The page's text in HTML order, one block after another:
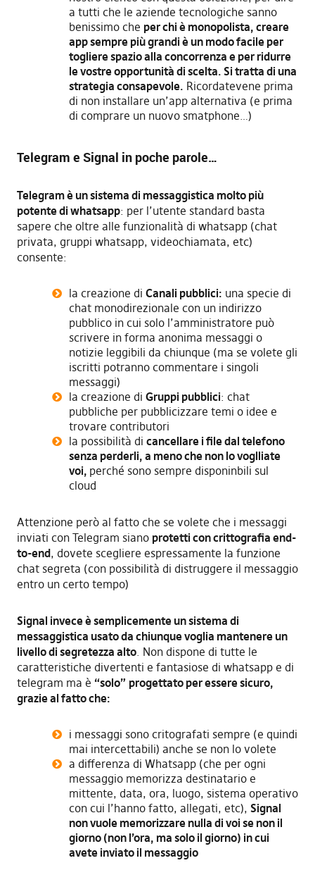
a tutti che le aziende tecnologiche sanno
benissimo che per chi è monopolista, creare
app sempre più grandi è un modo facile per
togliere spazio alla concorrenza e per ridurre
le vostre opportunità di scelta. Si tratta di una
strategia consapevole. Ricordatevene prima
di non installare un’app alternativa (e prima
di comprare un nuovo smatphone…)
Telegram e Signal in poche parole…
Telegram è un sistema di messaggistica molto più
potente di whatsapp: per l’utente standard basta
sapere che oltre alle funzionalità di whatsapp (chat
privata, gruppi whatsapp, videochiamata, etc)
consente:
la creazione di Canali pubblici: una specie di
chat monodirezionale con un indirizzo
pubblico in cui solo l’amministratore può
scrivere in forma anonima messaggi o
notizie leggibili da chiunque (ma se volete gli
iscritti potranno commentare i singoli
messaggi)
la creazione di Gruppi pubblici: chat
pubbliche per pubblicizzare temi o idee e
trovare contributori
la possibilità di cancellare i file dal telefono
senza perderli, a meno che non lo voglliate
voi, perché sono sempre disponinbili sul
cloud
Attenzione però al fatto che se volete che i messaggi
inviati con Telegram siano protetti con crittografia end-
to-end, dovete scegliere espressamente la funzione
chat segreta (con possibilità di distruggere il messaggio
entro un certo tempo)
Signal invece è semplicemente un sistema di
messaggistica usato da chiunque voglia mantenere un
livello di segretezza alto. Non dispone di tutte le
caratteristiche divertenti e fantasiose di whatsapp e di
telegram ma è “solo” progettato per essere sicuro,
grazie al fatto che:
i messaggi sono critografati sempre (e quindi
mai intercettabili) anche se non lo volete
a differenza di Whatsapp (che per ogni
messaggio memorizza destinatario e
mittente, data, ora, luogo, sistema operativo
con cui l’hanno fatto, allegati, etc), Signal
non vuole memorizzare nulla di voi se non il
giorno (non l’ora, ma solo il giorno) in cui
avete inviato il messaggio